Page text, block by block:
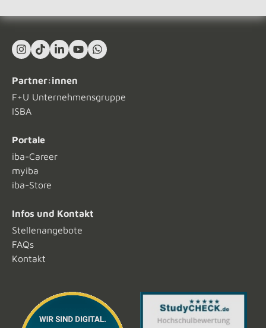
Instagram
TikTokLinkedIn In
YouTubeWhat's App
Partner:innen
F+U Unternehmensgruppe
ISBA
Portale
iba-Career
myiba
iba-Store
Infos und Kontakt
Stellenangebote
FAQs
Kontakt